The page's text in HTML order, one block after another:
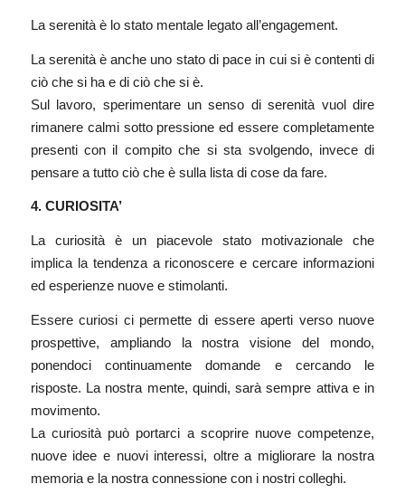
La serenità è lo stato mentale legato all’engagement.
La serenità è anche uno stato di pace in cui si è contenti di
ciò che si ha e di ciò che si è.
Sul lavoro, sperimentare un senso di serenità vuol dire
rimanere calmi sotto pressione ed essere completamente
presenti con il compito che si sta svolgendo, invece di
pensare a tutto ciò che è sulla lista di cose da fare.
4. CURIOSITA’
La curiosità è un piacevole stato motivazionale che
implica la tendenza a riconoscere e cercare informazioni
ed esperienze nuove e stimolanti.
Essere curiosi ci permette di essere aperti verso nuove
prospettive, ampliando la nostra visione del mondo,
ponendoci continuamente domande e cercando le
risposte. La nostra mente, quindi, sarà sempre attiva e in
movimento.
La curiosità può portarci a scoprire nuove competenze,
nuove idee e nuovi interessi, oltre a migliorare la nostra
memoria e la nostra connessione con i nostri colleghi.